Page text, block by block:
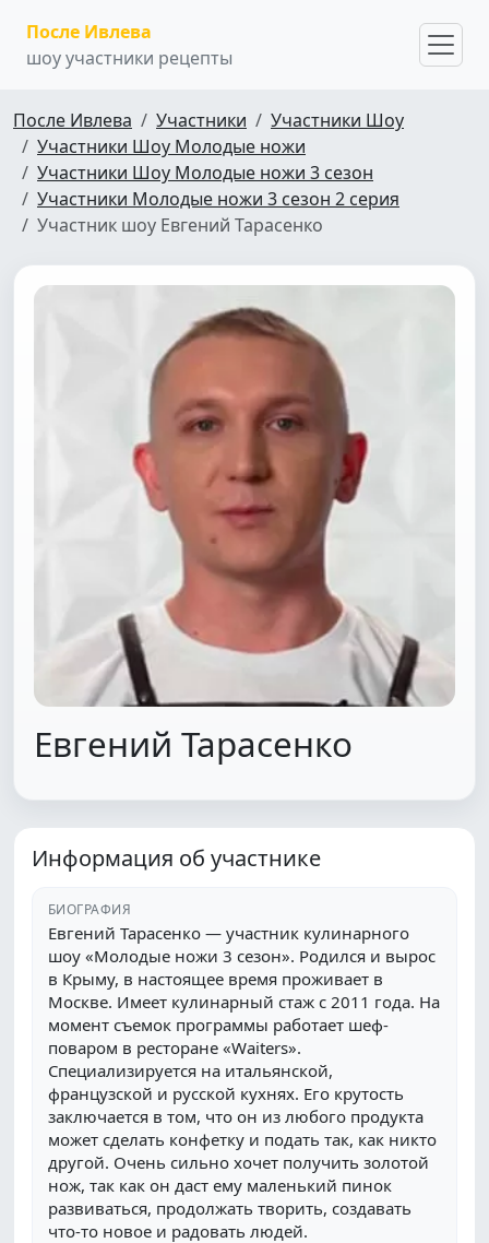
После Ивлева
шоу участники рецепты
После Ивлева Участники
Участники Шоу
Участники Шоу Молодые ножи
Участники Шоу Молодые ножи 3 сезон
Участники Молодые ножи 3 сезон 2 серия
Участник шоу Евгений Тарасенко
Евгений Тарасенко
Информация об участнике
БИОГРАФИЯ
Евгений Тарасенко — участник кулинарного
шоу «Молодые ножи 3 сезон». Родился и вырос
в Крыму, в настоящее время проживает в
Москве. Имеет кулинарный стаж с 2011 года. На
момент съемок программы работает шеф-
поваром в ресторане «Waiters».
Специализируется на итальянской,
французской и русской кухнях. Его крутость
заключается в том, что он из любого продукта
может сделать конфетку и подать так, как никто
другой. Очень сильно хочет получить золотой
нож, так как он даст ему маленький пинок
развиваться, продолжать творить, создавать
что-то новое и радовать людей.